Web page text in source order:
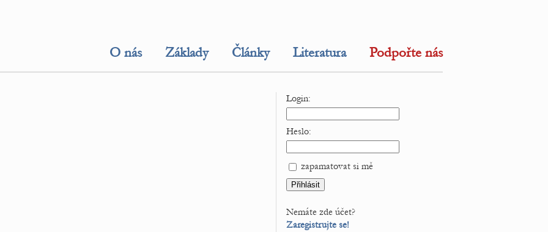
O nás Základy Články Literatura Podpořte nás
Login:
Heslo:
zapamatovat si mě
Nemáte zde účet?
Zaregistrujte se!